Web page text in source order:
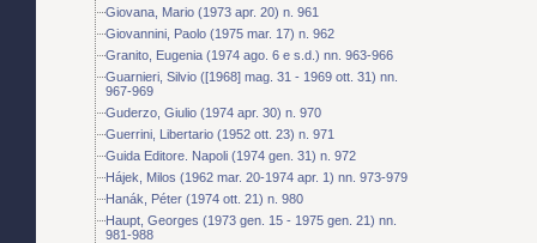
Giovana, Mario (1973 apr. 20) n. 961
Giovannini, Paolo (1975 mar. 17) n. 962
Granito, Eugenia (1974 ago. 6 e s.d.) nn. 963-966
Guarnieri, Silvio ([1968] mag. 31 - 1969 ott. 31) nn.
967-969
Guderzo, Giulio (1974 apr. 30) n. 970
Guerrini, Libertario (1952 ott. 23) n. 971
Guida Editore. Napoli (1974 gen. 31) n. 972
Hájek, Milos (1962 mar. 20-1974 apr. 1) nn. 973-979
Hanák, Péter (1974 ott. 21) n. 980
Haupt, Georges (1973 gen. 15 - 1975 gen. 21) nn.
981-988